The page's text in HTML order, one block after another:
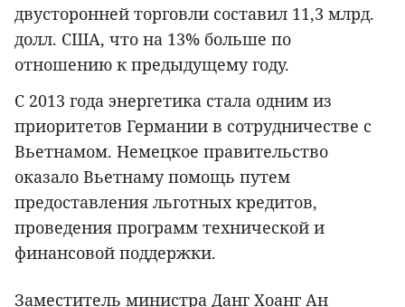
двусторонней торговли составил 11,3 млрд.
долл. США, что на 13% больше по
отношению к предыдущему году.
С 2013 года энергетика стала одним из
приоритетов Германии в сотрудничестве с
Вьетнамом. Немецкое правительство
оказало Вьетнаму помощь путем
предоставления льготных кредитов,
проведения программ технической и
финансовой поддержки.
Заместитель министра Данг Хоанг Ан